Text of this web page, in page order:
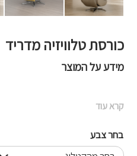
כורסת טלוויזיה מדריד
מידע על המוצר
קרא עוד
בחר צבע